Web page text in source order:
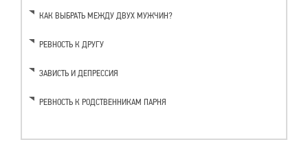
КАК ВЫБРАТЬ МЕЖДУ ДВУХ МУЖЧИН?
РЕВНОСТЬ К ДРУГУ
ЗАВИСТЬ И ДЕПРЕССИЯ
РЕВНОСТЬ К РОДСТВЕННИКАМ ПАРНЯ